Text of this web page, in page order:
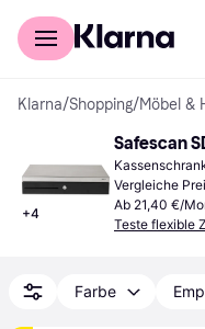
Für Shopper
Klarna/Shopping/Möbel &
+4
Safescan
Vergleiche
Ab 21,40 €/
Teste flexible
Farbe